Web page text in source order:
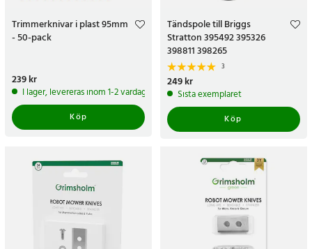
Trimmerknivar i plast 95mm
- 50-pack
Pris:239 kr
239 kr
I lager, levereras inom 1-2 vardagar
Köp
Tändspole till Briggs
Stratton 395492 395326
398811 398265
3
Pris:249 kr
249 kr
Sista exemplaret
Köp